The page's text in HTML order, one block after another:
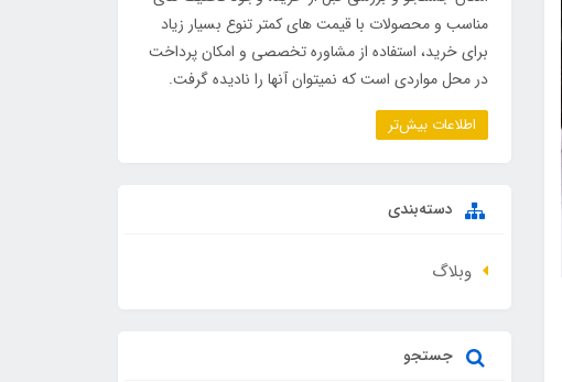
مناسب و محصولات با قیمت های کمتر تنوع بسیار زیاد
برای خرید، استفاده از مشاوره تخصصی و امکان پرداخت
در محل مواردی است که نمیتوان آنها را نادیده گرفت.
اطلاعات بیش‌تر
دسته‌بندی
وبلاگ
جستجو